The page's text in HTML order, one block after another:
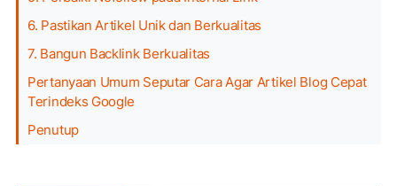
6. Pastikan Artikel Unik dan Berkualitas
7. Bangun Backlink Berkualitas
Pertanyaan Umum Seputar Cara Agar Artikel Blog Cepat
Terindeks Google
Penutup